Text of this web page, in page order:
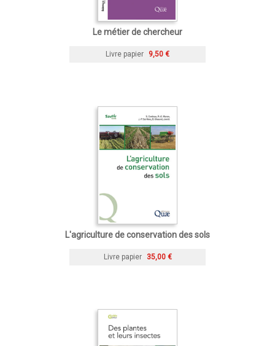
Le métier de chercheur
Livre papier 9,50 €
L'agriculture de conservation des sols
Livre papier 35,00 €